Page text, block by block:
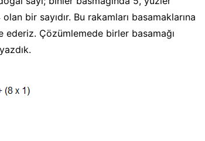
bir sayıdır. Bu rakamları basamaklarına
ederiz. Çözümlemede birler basamağı